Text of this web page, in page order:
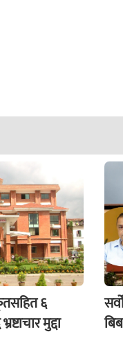
६
मुद्दा